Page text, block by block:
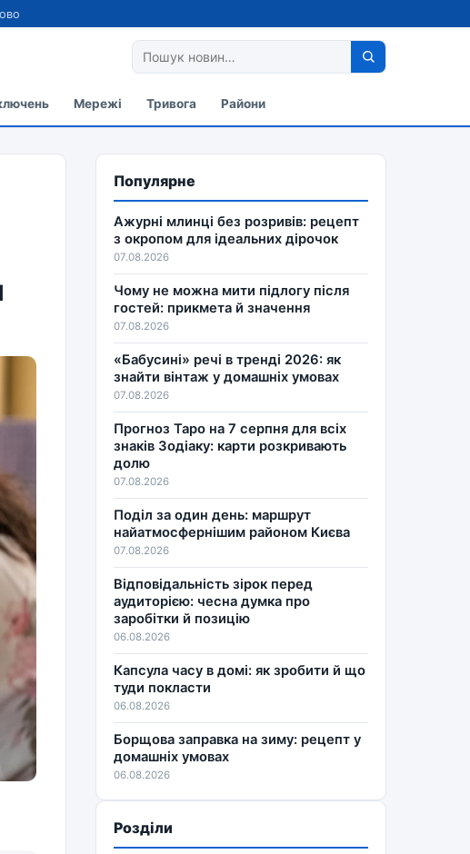
Мережі Тривога Райони
Популярне
Ажурні млинці без розривів: рецепт
з окропом для ідеальних дірочок
07.08.2026
Чому не можна мити підлогу після
гостей: прикмета й значення
07.08.2026
«Бабусині» речі в тренді 2026: як
знайти вінтаж у домашніх умовах
07.08.2026
Прогноз Таро на 7 серпня для всіх
знаків Зодіаку: карти розкривають
долю
07.08.2026
Поділ за один день: маршрут
найатмосфернішим районом Києва
07.08.2026
Відповідальність зірок перед
аудиторією: чесна думка про
заробітки й позицію
06.08.2026
Капсула часу в домі: як зробити й що
туди покласти
06.08.2026
Борщова заправка на зиму: рецепт у
домашніх умовах
06.08.2026
Розділи